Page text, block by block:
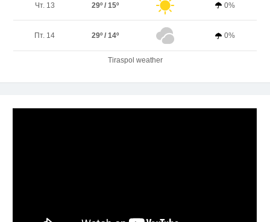
Чт. 13 29º / 15º 0%
Пт. 14 29º / 14º 0%
Tiraspol weather